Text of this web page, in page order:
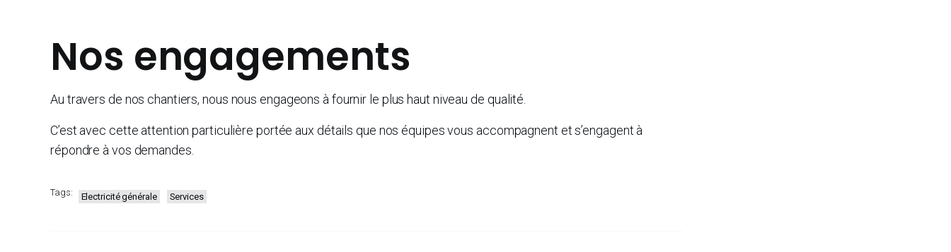
Nos engagements
Au travers de nos chantiers, nous nous engageons à fournir le plus haut niveau de qualité.
C’est avec cette attention particulière portée aux détails que nos équipes vous accompagnent et s’engagent à
répondre à vos demandes.
Tags: Electricité générale Services